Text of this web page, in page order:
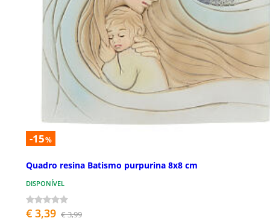
-15%
Quadro resina Batismo purpurina 8x8 cm
DISPONÍVEL
€ 3,39 € 3,99